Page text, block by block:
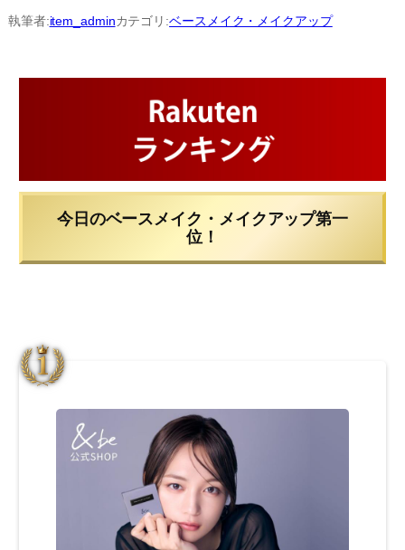
内
容
執筆者:item_adminカテゴリ:ベースメイク・メイクアップ
今日のベースメイク・メイクアップ第一
位！